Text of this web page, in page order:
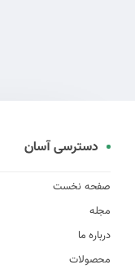
دسترسی آسان
صفحه نخست
مجله
درباره ما
محصولات